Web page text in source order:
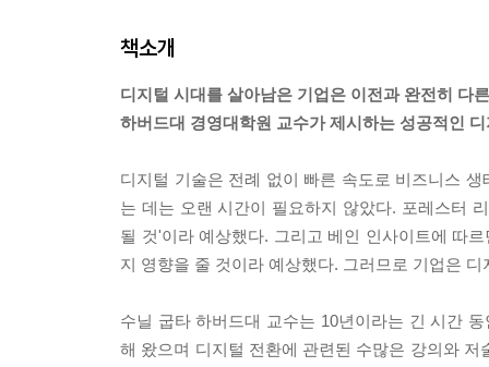
책소개
디지털 시대를 살아남은 기업은 이전과 완전히 다
하버드대 경영대학원 교수가 제시하는 성공적인
디지털 기술은 전례 없이 빠른 속도로 비즈니스
는 데는 오랜 시간이 필요하지 않았다. 포레스터
될 것'이라 예상했다. 그리고 베인 인사이트에 따
지 영향을 줄 것이라 예상했다. 그러므로 기업은
수닐 굽타 하버드대 교수는 10년이라는 긴 시간
해 왔으며 디지털 전환에 관련된 수많은 강의와